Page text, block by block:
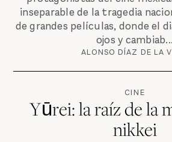
inseparable de la tragedia
de grandes películas, donde el
ojos y cambiab...
ALONSO DÍAZ DE LA
CINE
Yūrei: la raíz de la
nikkei